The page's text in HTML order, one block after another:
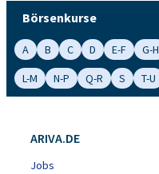
Börsenkurse
A B C D E-F G-H
L-M
N-P Q-R S T-U
ARIVA.DE
Jobs